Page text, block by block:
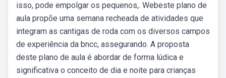
isso, pode empolgar os pequenos,. Webeste plano de
aula propõe uma semana recheada de atividades que
integram as cantigas de roda com os diversos campos
de experiência da bncc, assegurando. A proposta
deste plano de aula é abordar de forma lúdica e
significativa o conceito de dia e noite para crianças